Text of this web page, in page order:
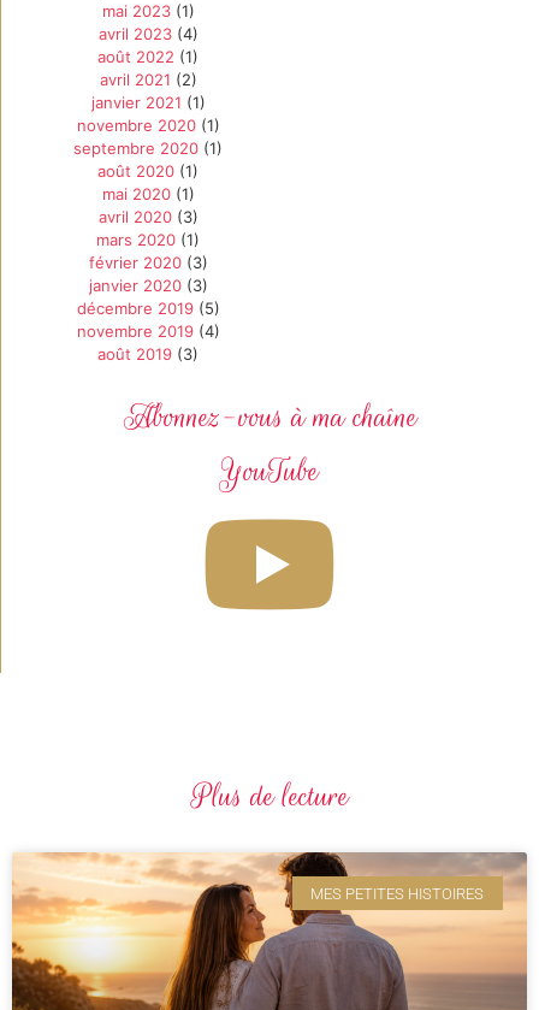
mai 2023(1)
avril 2023(4)
août 2022 (1)
avril 2021 (2)
janvier 2021 (1)
novembre 2020(1)
septembre 2020 (1)
août 2020 (1)
mai 2020(1)
avril 2020(3)
mars 2020 (1)
février 2020(3)
janvier 2020(3)
décembre 2019(5)
novembre 2019(4)
août 2019 (3)
Abonnez-vous à ma chaîne
YouTube
Plus de lecture
MES PETITES HISTOIRES